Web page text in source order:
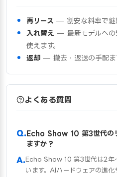
再リース — 割安な料率で継
入れ替え — 最新モデルへの
使えます。
返却 — 撤去・返送の手配ま
よくある質問
Echo Show 10 第3世代の
ますか？
Echo Show 10 第3世代は2年
います。AIハードウェアの進